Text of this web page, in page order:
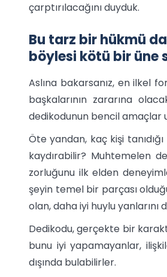
çarptırılacağını duyduk.
Bu tarz bir hükmü
böylesi kötü bir üne
Aslına bakarsanız, en ilkel
başkalarının zararına
dedikodunun bencil amaçlar
Öte yandan, kaç kişi
kaydırabilir? Muhtemelen
zorluğunu ilk elden
şeyin temel bir parçası
olan, daha iyi huylu
Dedikodu, gerçekte bir
bunu iyi yapamayanlar,
dışında bulabilirler.